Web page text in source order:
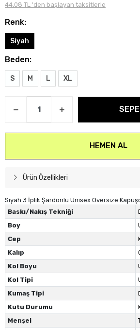
44,08 TL 'den başlayan taksitlerle
Renk:
Siyah
Beden:
S M L XL
HEMEN AL
Ürün Özellikleri
Siyah 3 İplik Şardonlu Unisex Oversize
Baskı/Nakış Tekniği
Boy
Cep
Kalıp
Kol Boyu
Kol Tipi
Kumaş Tipi
Kutu Durumu
Menşei